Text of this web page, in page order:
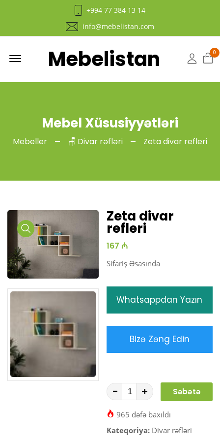
+994 77 384 13 14
info@mebelistan.com
Mebelistan 0
Mebel Xüsusiyyətləri
Mebeller 🪑 Divar rəfləri Zeta divar refleri
Media
Gallery
Zeta divar
refleri
167 ₼
Sifariş Əsasında
Whatsappdan Yazın
Bizə Zəng Edin
- +
Səbətə
965 dəfə baxıldı
Kateqoriya: Divar rəfləri